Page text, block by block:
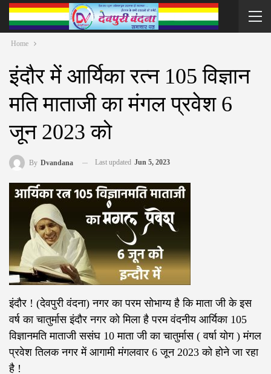
Home
इंदौर में आर्यिका रत्न 105 विज्ञान
मति माताजी का मंगल प्रवेश 6
जून 2023 को
By Dvandana Last updated Jun 5, 2023
इंदौर ! (देवपुरी वंदना) नगर का परम सोभाग्य है कि माता जी के इस
वर्ष का चातुर्मास इंदौर नगर को मिला है परम वंदनीय आर्यिका 105
विज्ञानमति माताजी ससंघ 10 माता जी का चातुर्मास ( वर्षा योग ) मंगल
प्रवेश तिलक नगर में आगामी मंगलवार‌ 6 जून 2023 को होने जा रहा
है !